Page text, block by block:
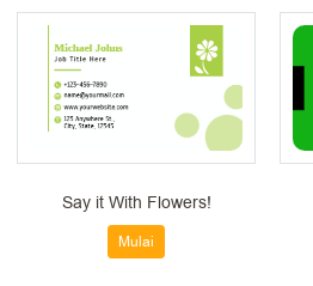
Say it With Flowers!
Mulai